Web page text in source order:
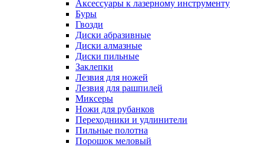
Аксессуары к лазерному инструменту
Буры
Гвозди
Диски абразивные
Диски алмазные
Диски пильные
Заклепки
Лезвия для ножей
Лезвия для рашпилей
Миксеры
Ножи для рубанков
Переходники и удлинители
Пильные полотна
Порошок меловый